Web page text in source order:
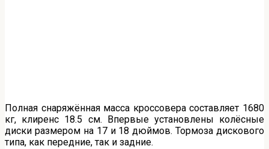
Полная снаряжённая масса кроссовера составляет 1680
кг, клиренс 18.5 см. Впервые установлены колёсные
диски размером на 17 и 18 дюймов. Тормоза дискового
типа, как передние, так и задние.